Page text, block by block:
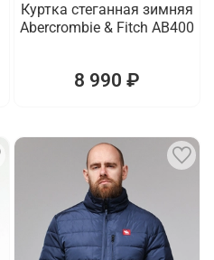
Куртка стеганная зимняя
Abercrombie & Fitch AB400
8 990 ₽